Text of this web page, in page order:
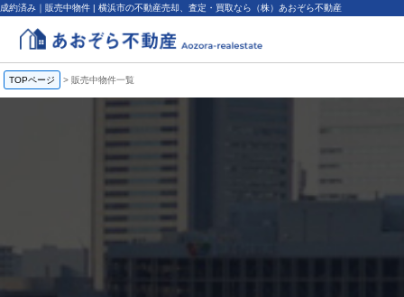
成約済み｜販売中物件 | 横浜市の不動産売却、査定・買取なら（株）あおぞら不動産
TOPページ > 販売中物件一覧